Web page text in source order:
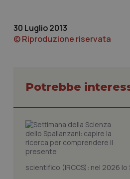
30 Luglio 2013
© Riproduzione riservata
Potrebbe
scientifico (IRCCS): nel 2026